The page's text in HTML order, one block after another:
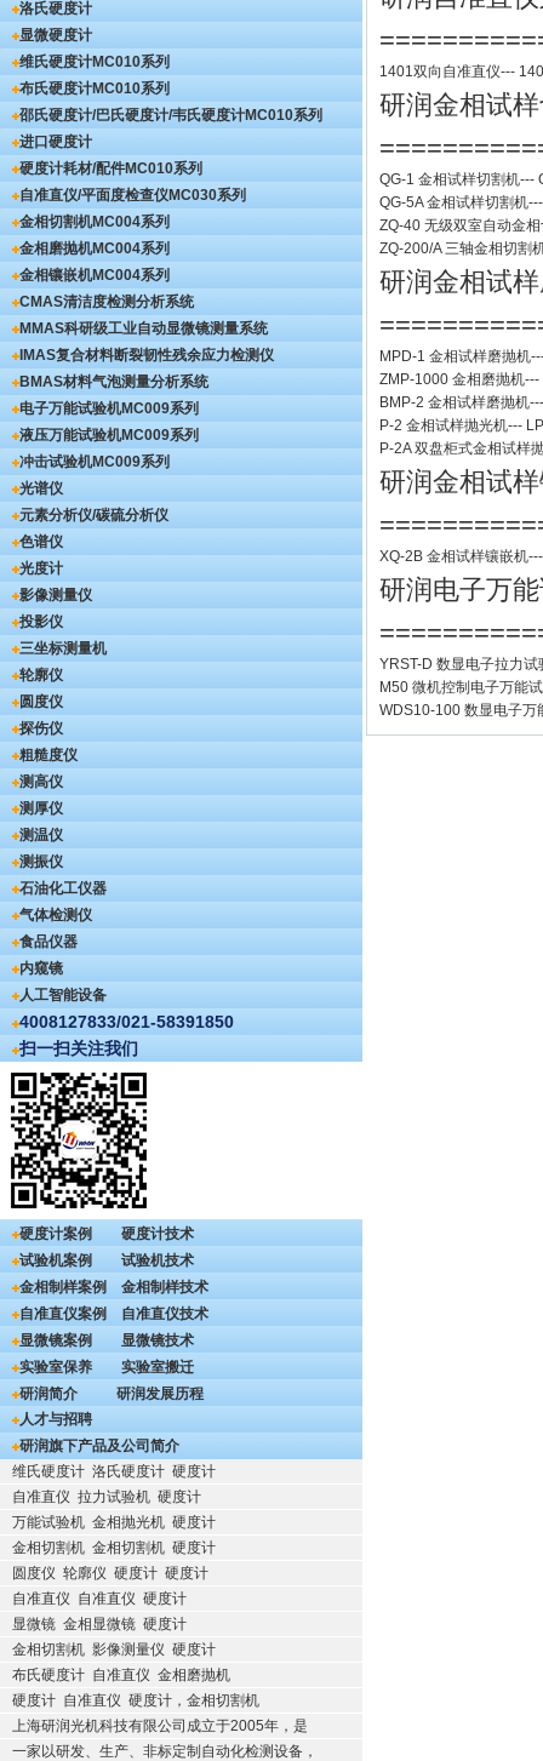
洛氏硬度计
显微硬度计
维氏硬度计MC010系列
布氏硬度计MC010系列
邵氏硬度计/巴氏硬度计/韦氏硬度计MC010系列
进口硬度计
硬度计耗材/配件MC010系列
自准直仪/平面度检查仪MC030系列
金相切割机MC004系列
金相磨抛机MC004系列
金相镶嵌机MC004系列
CMAS清洁度检测分析系统
MMAS科研级工业自动显微镜测量系统
IMAS复合材料断裂韧性残余应力检测仪
BMAS材料气泡测量分析系统
电子万能试验机MC009系列
液压万能试验机MC009系列
冲击试验机MC009系列
光谱仪
元素分析仪/碳硫分析仪
色谱仪
光度计
影像测量仪
投影仪
三坐标测量机
轮廓仪
圆度仪
探伤仪
粗糙度仪
测高仪
测厚仪
测温仪
测振仪
石油化工仪器
气体检测仪
食品仪器
内窥镜
人工智能设备
4008127833/021-58391850
扫一扫关注我们
硬度计案例
硬度计技术
试验机案例
试验机技术
金相制样案例
金相制样技术
自准直仪案例
自准直仪技术
显微镜案例
显微镜技术
实验室保养
实验室搬迁
研润简介
研润发展历程
人才与招聘
研润旗下产品及公司简介
维氏硬度计 洛氏硬度计 硬度计
自准直仪 拉力试验机 硬度计
万能试验机 金相抛光机 硬度计
金相切割机 金相切割机 硬度计
圆度仪 轮廓仪 硬度计 硬度计
自准直仪 自准直仪 硬度计
显微镜 金相显微镜 硬度计
金相切割机 影像测量仪 硬度计
布氏硬度计 自准直仪 金相磨抛机
硬度计 自准直仪 硬度计，金相切割机
上海研润光机科技有限公司成立于2005年，是
一家以研发、生产、非标定制自动化检测设备，
1401双向自准直仪---
研润金相试
QG-1 金相试样切割机---
QG-5A 金相试样切割机
ZQ-40 无级双室自动金
ZQ-200/A 三轴金相切割
研润金相试
MPD-1 金相试样磨抛机
ZMP-1000 金相磨抛机---
BMP-2 金相试样磨抛机
P-2 金相试样抛光机---
P-2A 双盘柜式金相试样
研润金相试
XQ-2B 金相试样镶嵌机
研润电子万
YRST-D 数显电子拉力试
M50 微机控制电子万能
WDS10-100 数显电子万